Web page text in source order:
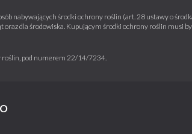
nabywających środki ochrony roślin (art. 28 ustawy o
dla środowiska. Kupującym środki ochrony roślin musi
roślin, pod numerem 22/14/7234.